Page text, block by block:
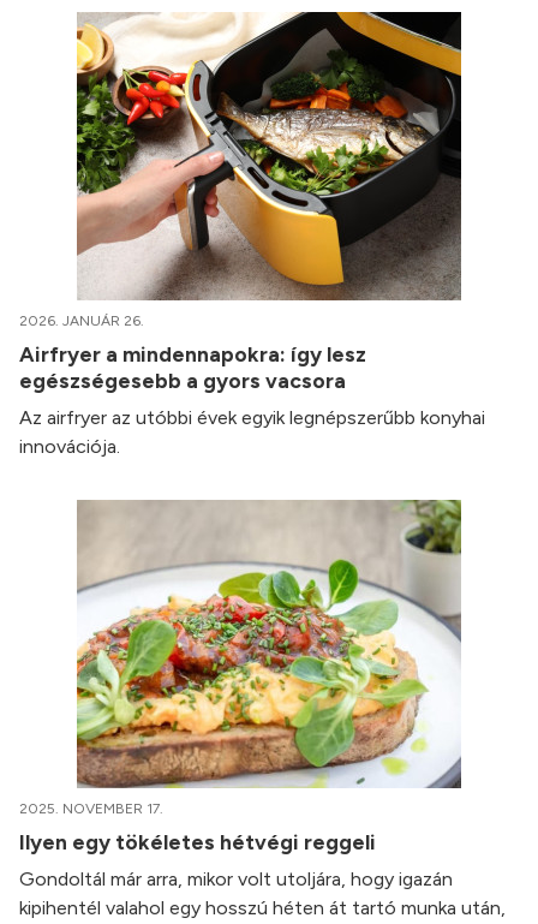
2026. JANUÁR 26.
Airfryer a mindennapokra: így lesz
egészségesebb a gyors vacsora
Az airfryer az utóbbi évek egyik legnépszerűbb konyhai
innovációja.
2025. NOVEMBER 17.
Ilyen egy tökéletes hétvégi reggeli
Gondoltál már arra, mikor volt utoljára, hogy igazán
kipihentél valahol egy hosszú héten át tartó munka után,